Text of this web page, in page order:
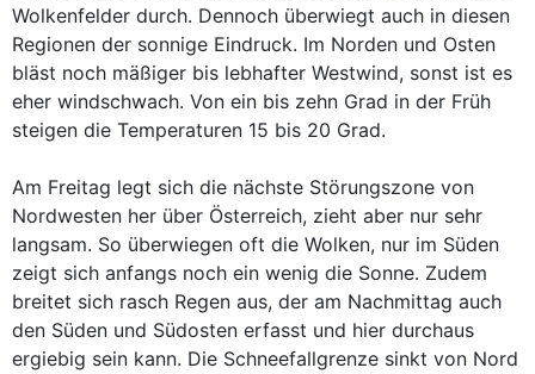
Wolkenfelder durch. Dennoch überwiegt auch in diesen
Regionen der sonnige Eindruck. Im Norden und Osten
bläst noch mäßiger bis lebhafter Westwind, sonst ist es
eher windschwach. Von ein bis zehn Grad in der Früh
steigen die Temperaturen 15 bis 20 Grad.
Am Freitag legt sich die nächste Störungszone von
Nordwesten her über Österreich, zieht aber nur sehr
langsam. So überwiegen oft die Wolken, nur im Süden
zeigt sich anfangs noch ein wenig die Sonne. Zudem
breitet sich rasch Regen aus, der am Nachmittag auch
den Süden und Südosten erfasst und hier durchaus
ergiebig sein kann. Die Schneefallgrenze sinkt von Nord